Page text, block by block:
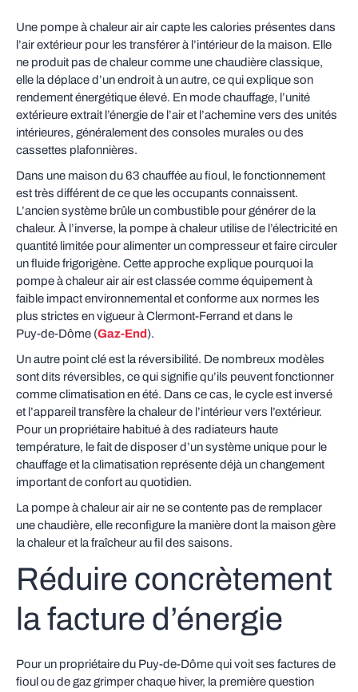
Une pompe à chaleur air air capte les calories présentes dans
l’air extérieur pour les transférer à l’intérieur de la maison. Elle
ne produit pas de chaleur comme une chaudière classique,
elle la déplace d’un endroit à un autre, ce qui explique son
rendement énergétique élevé. En mode chauffage, l’unité
extérieure extrait l’énergie de l’air et l’achemine vers des unités
intérieures, généralement des consoles murales ou des
cassettes plafonnières.
Dans une maison du 63 chauffée au fioul, le fonctionnement
est très différent de ce que les occupants connaissent.
L’ancien système brûle un combustible pour générer de la
chaleur. À l’inverse, la pompe à chaleur utilise de l’électricité en
quantité limitée pour alimenter un compresseur et faire circuler
un fluide frigorigène. Cette approche explique pourquoi la
pompe à chaleur air air est classée comme équipement à
faible impact environnemental et conforme aux normes les
plus strictes en vigueur à Clermont‑Ferrand et dans le
Puy‑de‑Dôme (Gaz‑End).
Un autre point clé est la réversibilité. De nombreux modèles
sont dits réversibles, ce qui signifie qu’ils peuvent fonctionner
comme climatisation en été. Dans ce cas, le cycle est inversé
et l’appareil transfère la chaleur de l’intérieur vers l’extérieur.
Pour un propriétaire habitué à des radiateurs haute
température, le fait de disposer d’un système unique pour le
chauffage et la climatisation représente déjà un changement
important de confort au quotidien.
La pompe à chaleur air air ne se contente pas de remplacer
une chaudière, elle reconfigure la manière dont la maison gère
la chaleur et la fraîcheur au fil des saisons.
Réduire concrètement
la facture d’énergie
Pour un propriétaire du Puy‑de‑Dôme qui voit ses factures de
fioul ou de gaz grimper chaque hiver, la première question